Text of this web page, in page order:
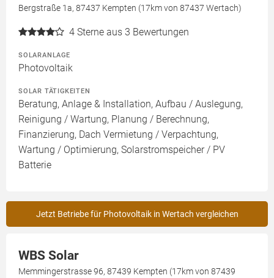
Bergstraße 1a, 87437 Kempten (17km von 87437 Wertach)
4 Sterne aus 3 Bewertungen
SOLARANLAGE
Photovoltaik
SOLAR TÄTIGKEITEN
Beratung, Anlage & Installation, Aufbau / Auslegung,
Reinigung / Wartung, Planung / Berechnung,
Finanzierung, Dach Vermietung / Verpachtung,
Wartung / Optimierung, Solarstromspeicher / PV
Batterie
Jetzt Betriebe für Photovoltaik in Wertach vergleichen
WBS Solar
Memmingerstrasse 96, 87439 Kempten (17km von 87439